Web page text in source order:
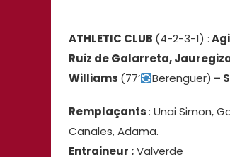
ATHLETIC CLUB (4-2-3-1) :
Ruiz de Galarreta,
Williams (77’ Berenguer) –
Remplaçants: Unai Simon,
Canales, Adama.
Entraineur :Valverde